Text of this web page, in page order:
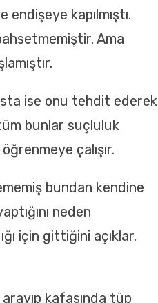
kapılmıştı.
Ama
ise onu tehdit ederek
bunlar suçluluk
çalışır.
bundan kendine
neden
için gittiğini açıklar.
kafasında tüp